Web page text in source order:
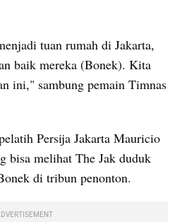
tuan rumah di Jakarta,
baik mereka (Bonek). Kita
ini," sambung pemain Timnas
Persija Jakarta Mauricio
bisa melihat The Jak duduk
di tribun penonton.